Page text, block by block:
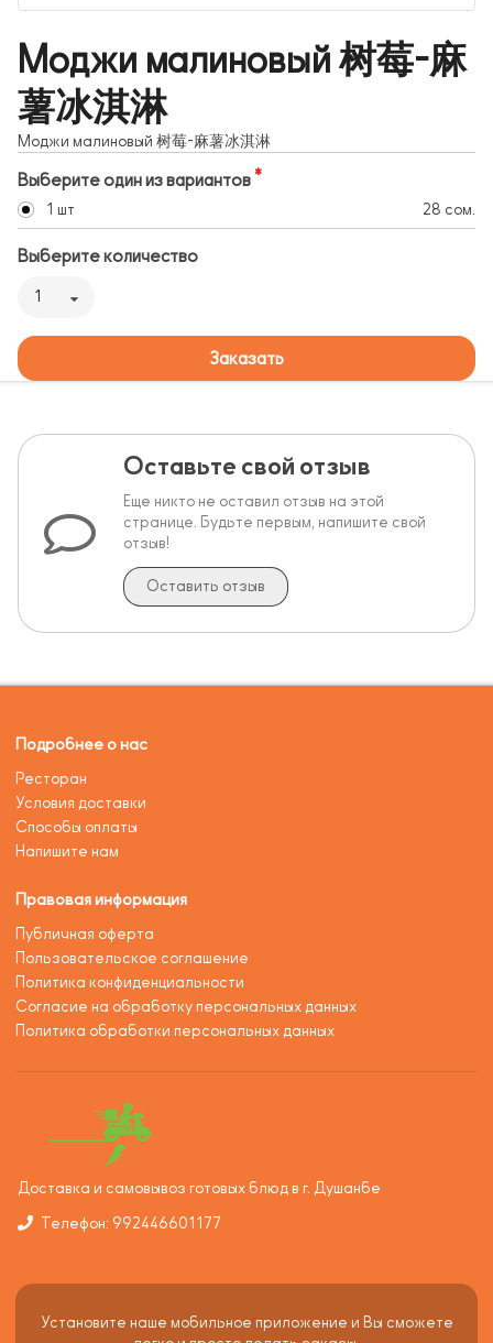
Моджи малиновый 树莓-麻
薯冰淇淋
Моджи малиновый 树莓-麻薯冰淇淋
Выберите один из вариантов
1 шт 28 сом.
Выберите количество
1
Заказать
Оставьте свой отзыв
Еще никто не оставил отзыв на этой
странице. Будьте первым, напишите свой
отзыв!
Оставить отзыв
Подробнее о нас
Ресторан
Условия доставки
Способы оплаты
Напишите нам
Правовая информация
Публичная оферта
Пользовательское соглашение
Политика конфиденциальности
Согласие на обработку персональных данных
Политика обработки персональных данных
Доставка и самовывоз готовых блюд в г. Душанбе
Телефон: 992446601177
Установите наше мобильное приложение и Вы сможете